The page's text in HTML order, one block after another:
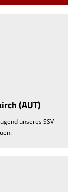
(AUT)
unseres SSV